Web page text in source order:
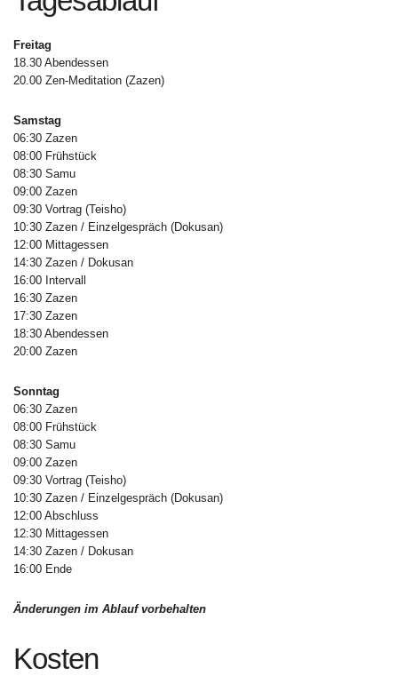
Freitag
18.30 Abendessen
20.00 Zen-Meditation (Zazen)
Samstag
06:30 Zazen
08:00 Frühstück
08:30 Samu
09:00 Zazen
09:30 Vortrag (Teisho)
10:30 Zazen / Einzelgespräch (Dokusan)
12:00 Mittagessen
14:30 Zazen / Dokusan
16:00 Intervall
16:30 Zazen
17:30 Zazen
18:30 Abendessen
20:00 Zazen
Sonntag
06:30 Zazen
08:00 Frühstück
08:30 Samu
09:00 Zazen
09:30 Vortrag (Teisho)
10:30 Zazen / Einzelgespräch (Dokusan)
12:00 Abschluss
12:30 Mittagessen
14:30 Zazen / Dokusan
16:00 Ende
Änderungen im Ablauf vorbehalten
Kosten